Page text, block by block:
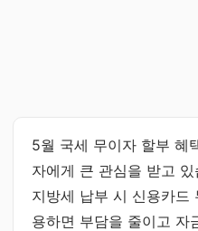
5월 국세 무이자 할부 혜
자에게 큰 관심을 받고
지방세 납부 시 신용카드
용하면 부담을 줄이고 자